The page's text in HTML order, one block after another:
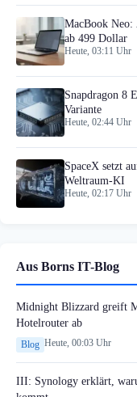
MacBook Neo:
ab 499 Dollar
Heute, 03:11 Uhr
Snapdragon 8
Variante
Heute, 02:44 Uhr
SpaceX setzt
Weltraum-KI
Heute, 02:17 Uhr
Aus Borns IT-Blog
Midnight Blizzard greift
Hotelrouter ab
Blog Heute, 00:03 Uhr
III: Synology erklärt,